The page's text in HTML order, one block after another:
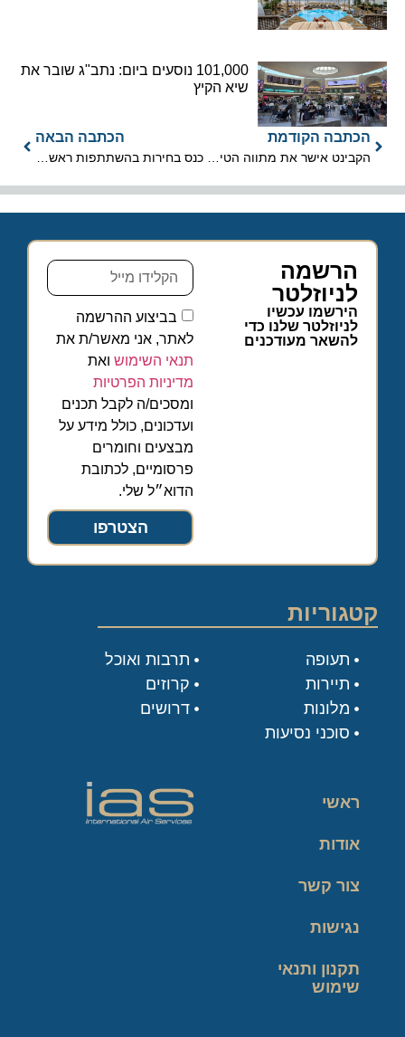
101,000 נוסעים ביום: נתב"ג שובר את
שיא הקיץ
הכתבה הקודמת הכתבה הבאה
הרשמה
לניוזלטר
הירשמו עכשיו
לניוזלטר שלנו כדי
להשאר מעודכנים
בביצוע ההרשמה
לאתר, אני מאשר/ת את
תנאי השימוש ואת
מדיניות הפרטיות
ומסכים/ה לקבל תכנים
ועדכונים, כולל מידע על
מבצעים וחומרים
פרסומיים, לכתובת
הדוא״ל שלי.
הצטרפו
קטגוריות
תעופה
תיירות
מלונות
סוכני נסיעות
תרבות ואוכל
קרוזים
דרושים
ראשי
אודות
צור קשר
נגישות
תקנון ותנאי
שימוש